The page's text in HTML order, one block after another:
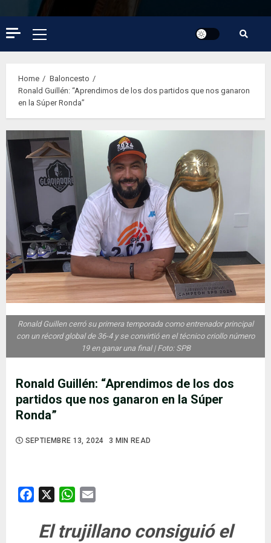
Primary
Menu
Home
Baloncesto
Ronald Guillén: “Aprendimos de los dos partidos que nos ganaron
en la Súper Ronda”
Ronald Guillén: “Aprendimos de los dos
partidos que nos ganaron en la Súper
Ronda”
SEPTIEMBRE 13, 2024 3 MIN READ
Ronald Guillen cerró su primera temporada como entrenador principal
con un récord global de 36-4 y se convirtió en el técnico criollo número
19 en ganar una final | Foto: SPB
Facebook WhatsApp
El trujillano consiguió el